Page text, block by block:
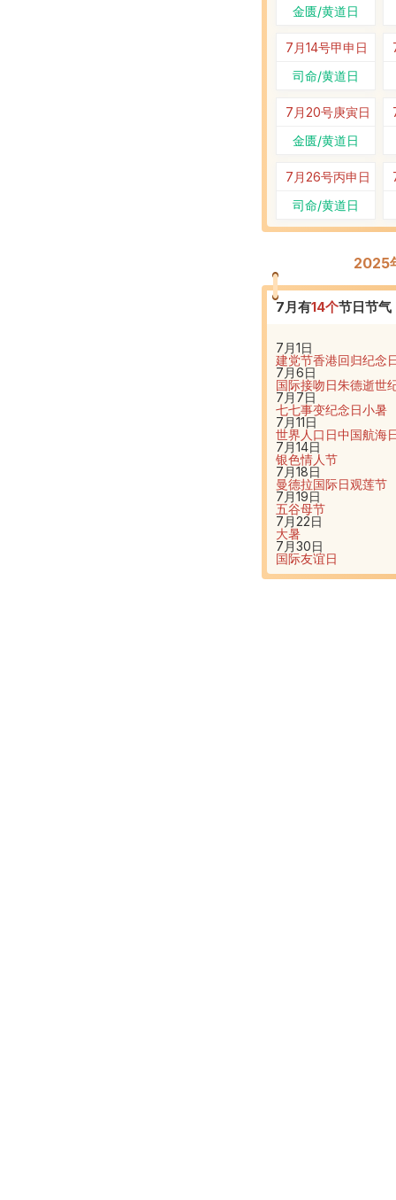
金匮/黄道日
7月14号甲申日
司命/黄道日
7月20号庚寅日
金匮/黄道日
7月26号丙申日
司命/黄道日
2025
7月有14个节日节气
7月1日
建党节香港回归纪念
7月6日
国际接吻日朱德逝世
7月7日
七七事变纪念日小暑
7月11日
世界人口日中国航海
7月14日
银色情人节
7月18日
曼德拉国际日观莲节
7月19日
五谷母节
7月22日
大暑
7月30日
国际友谊日